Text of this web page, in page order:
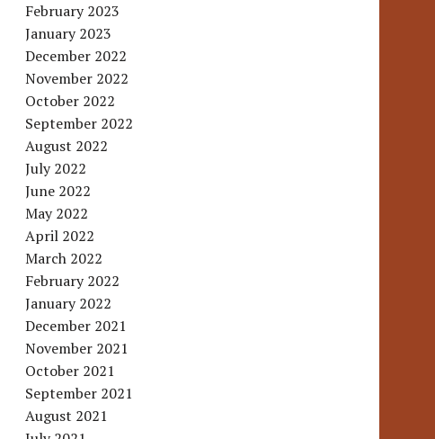
February 2023
January 2023
December 2022
November 2022
October 2022
September 2022
August 2022
July 2022
June 2022
May 2022
April 2022
March 2022
February 2022
January 2022
December 2021
November 2021
October 2021
September 2021
August 2021